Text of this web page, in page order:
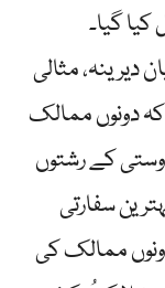
گیا۔
دیرینہ، مثالی
کہ دونوں ممالک
کے رشتوں
سفارتی
ممالک کی